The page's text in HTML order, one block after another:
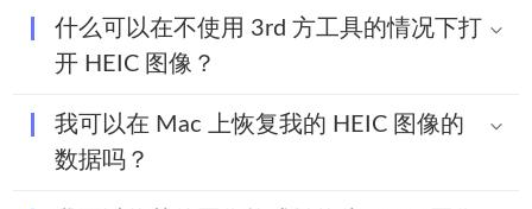
什么可以在不使用 3rd 方工具的情况下打
开 HEIC 图像？
我可以在 Mac 上恢复我的 HEIC 图像的
数据吗？